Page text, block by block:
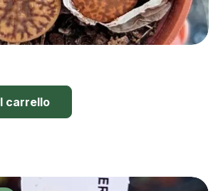
carrello